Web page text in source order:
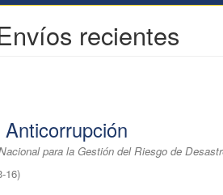
recientes
Anticorrupción
para la Gestión del Riesgo de
16)